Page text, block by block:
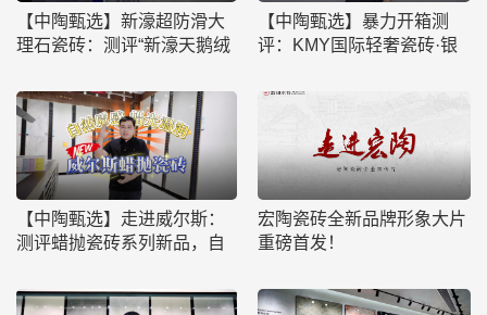
【中陶甄选】新濠超防滑大
理石瓷砖：测评“新濠天鹅绒
【中陶甄选】暴力开箱测
评：KMY国际轻奢瓷砖·银
重重考验？
【中陶甄选】走进威尔斯：
测评蜡抛瓷砖系列新品，自
宏陶瓷砖全新品牌形象大片
重磅首发！